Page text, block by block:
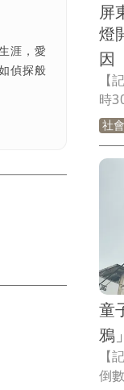
涯，愛
偵探般
屏
燈
因
【
時
子
及
未
及
社會
童
鴉
【
倒